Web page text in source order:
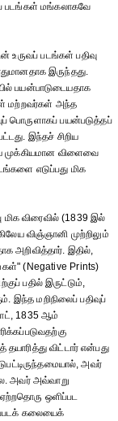
படங்கள் மங்கலாகவே
உருவப் படங்கள் பதிவு
இருந்தது.
பயன்பாடுடையதாக
மற்றவர்கள் அந்த
பொருளாகப் பயன்படுத்தப்
இந்தச் சிறிய
முக்கியமான விளைவை
எடுப்பது மிக
மிக விரைவில் (1839 இல்
விஞ்ஞானி முற்றிலும்
அறிவித்தார். இதில்,
(Negative Prints)
பதில் இருட்டும்,
இந்த மறிநிலைப் பதிவுப்
1835 ஆம்
விட்டார் என்பது
அவர்
அவர் அவ்வாறு
ஒளிப்பட
கலையைக்